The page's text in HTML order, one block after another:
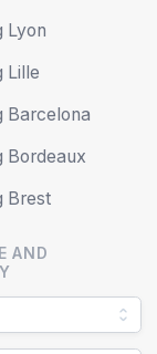
Lyon
Lille
Barcelona
Bordeaux
Brest
AND